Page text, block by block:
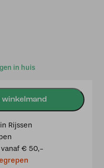
in huis
Rijssen
vanaf € 50,-